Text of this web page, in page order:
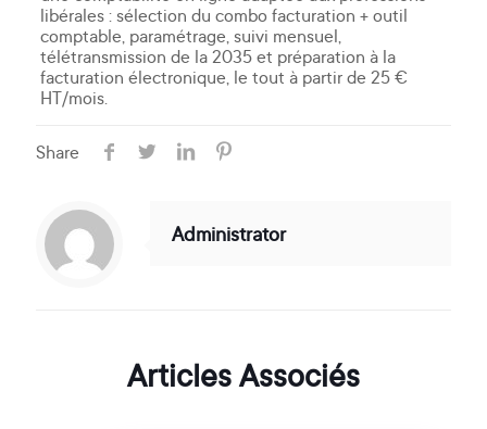
libérales : sélection du combo facturation + outil
comptable, paramétrage, suivi mensuel,
télétransmission de la 2035 et préparation à la
facturation électronique, le tout à partir de 25 €
HT/mois.
Share
Administrator
Articles Associés